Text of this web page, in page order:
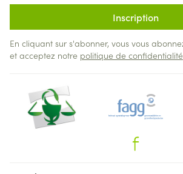
Inscription
En cliquant sur s'abonner, vous vous
et acceptez notre politique de confidentialité